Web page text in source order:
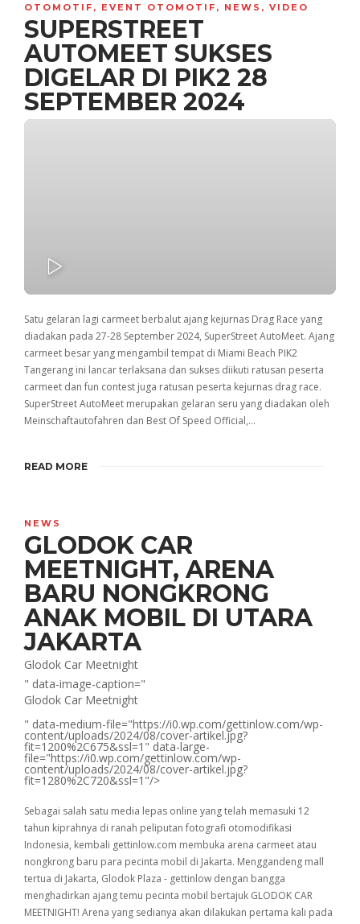
OTOMOTIF , EVENT OTOMOTIF , NEWS , VIDEO
SUPERSTREET
AUTOMEET SUKSES
DIGELAR DI PIK2 28
SEPTEMBER 2024
Satu gelaran lagi carmeet berbalut ajang kejurnas Drag Race yang
diadakan pada 27-28 September 2024, SuperStreet AutoMeet. Ajang
carmeet besar yang mengambil tempat di Miami Beach PIK2
Tangerang ini lancar terlaksana dan sukses diikuti ratusan peserta
carmeet dan fun contest juga ratusan peserta kejurnas drag race.
SuperStreet AutoMeet merupakan gelaran seru yang diadakan oleh
Meinschaftautofahren dan Best Of Speed Official,…
READ MORE
NEWS
GLODOK CAR
MEETNIGHT, ARENA
BARU NONGKRONG
ANAK MOBIL DI UTARA
JAKARTA
Glodok Car Meetnight
" data-image-caption="
Glodok Car Meetnight
" data-medium-file="https://i0.wp.com/gettinlow.com/wp-
content/uploads/2024/08/cover-artikel.jpg?
fit=1200%2C675&ssl=1" data-large-
file="https://i0.wp.com/gettinlow.com/wp-
content/uploads/2024/08/cover-artikel.jpg?
fit=1280%2C720&ssl=1"/>
Sebagai salah satu media lepas online yang telah memasuki 12
tahun kiprahnya di ranah peliputan fotografi otomodifikasi
Indonesia, kembali gettinlow.com membuka arena carmeet atau
nongkrong baru para pecinta mobil di Jakarta. Menggandeng mall
tertua di Jakarta, Glodok Plaza - gettinlow dengan bangga
menghadirkan ajang temu pecinta mobil bertajuk GLODOK CAR
MEETNIGHT! Arena yang sedianya akan dilakukan pertama kali pada